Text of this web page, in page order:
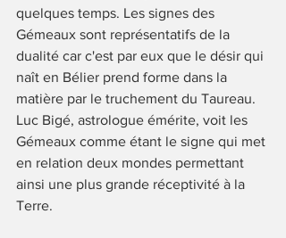
quelques temps. Les signes des
Gémeaux sont représentatifs de la
dualité car c'est par eux que le désir qui
naît en Bélier prend forme dans la
matière par le truchement du Taureau.
Luc Bigé, astrologue émérite, voit les
Gémeaux comme étant le signe qui met
en relation deux mondes permettant
ainsi une plus grande réceptivité à la
Terre.